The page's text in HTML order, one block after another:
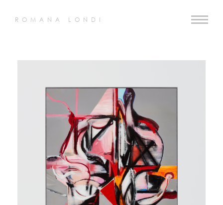
ROMANA LONDI